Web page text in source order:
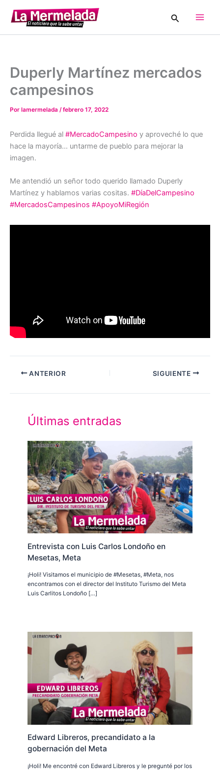
contenido
Buscar
Duperly Martínez mercados
campesinos
Por lamermelada /febrero 17, 2022
Perdida llegué al #MercadoCampesino y aproveché lo que
hace la mayoría… untarme de pueblo para mejorar la
imagen.
Me antendió un señor todo querido llamado Duperly
Martínez y hablamos varias cositas. #DíaDelCampesino
#MercadosCampesinos #ApoyoMiRegión
ANTERIOR SIGUIENTE
Últimas entradas
Entrevista con Luis Carlos Londoño en
Mesetas, Meta
¡Holi! Visitamos el municipio de #Mesetas, #Meta, nos
encontramos con el director del Instituto Turismo del Meta
Luis Carlitos Londoño […]
Edward Libreros, precandidato a la
gobernación del Meta
¡Holi! Me encontré con Edward Libreros y le pregunté por los